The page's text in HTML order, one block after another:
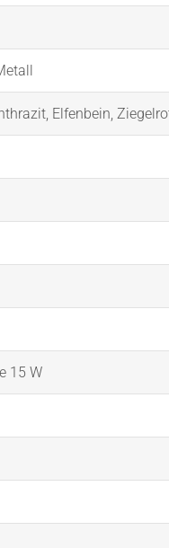
, Elfenbein,
15 W